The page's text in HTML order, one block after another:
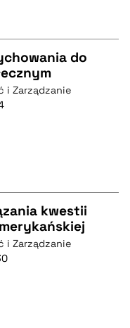
do
i Zarządzanie
kwestii
i Zarządzanie